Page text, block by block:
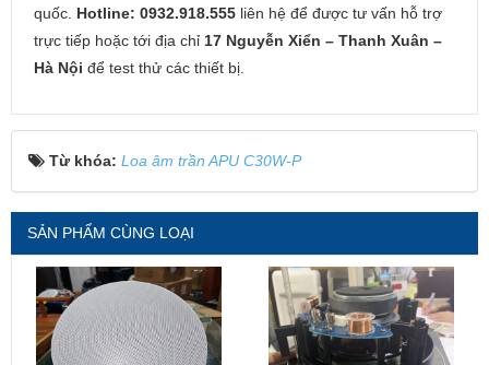
quốc. Hotline: 0932.918.555 liên hệ để được tư vấn hỗ trợ
trực tiếp hoặc tới địa chỉ 17 Nguyễn Xiển – Thanh Xuân –
Hà Nội để test thử các thiết bị.
Từ khóa: Loa âm trần APU C30W-P
SẢN PHẨM CÙNG LOẠI